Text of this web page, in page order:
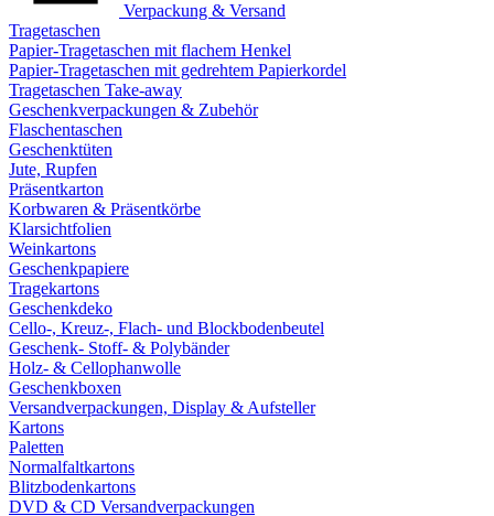
Verpackung & Versand
Tragetaschen
Papier-Tragetaschen mit flachem Henkel
Papier-Tragetaschen mit gedrehtem Papierkordel
Tragetaschen Take-away
Geschenkverpackungen & Zubehör
Flaschentaschen
Geschenktüten
Jute, Rupfen
Präsentkarton
Korbwaren & Präsentkörbe
Klarsichtfolien
Weinkartons
Geschenkpapiere
Tragekartons
Geschenkdeko
Cello-, Kreuz-, Flach- und Blockbodenbeutel
Geschenk- Stoff- & Polybänder
Holz- & Cellophanwolle
Geschenkboxen
Versandverpackungen, Display & Aufsteller
Kartons
Paletten
Normalfaltkartons
Blitzbodenkartons
DVD & CD Versandverpackungen